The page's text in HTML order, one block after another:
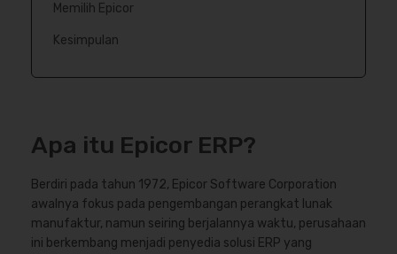
Memilih Epicor
Kesimpulan
Apa itu Epicor ERP?
Berdiri pada tahun 1972, Epicor Software Corporation
awalnya fokus pada pengembangan perangkat lunak
manufaktur, namun seiring berjalannya waktu, perusahaan
ini berkembang menjadi penyedia solusi ERP yang